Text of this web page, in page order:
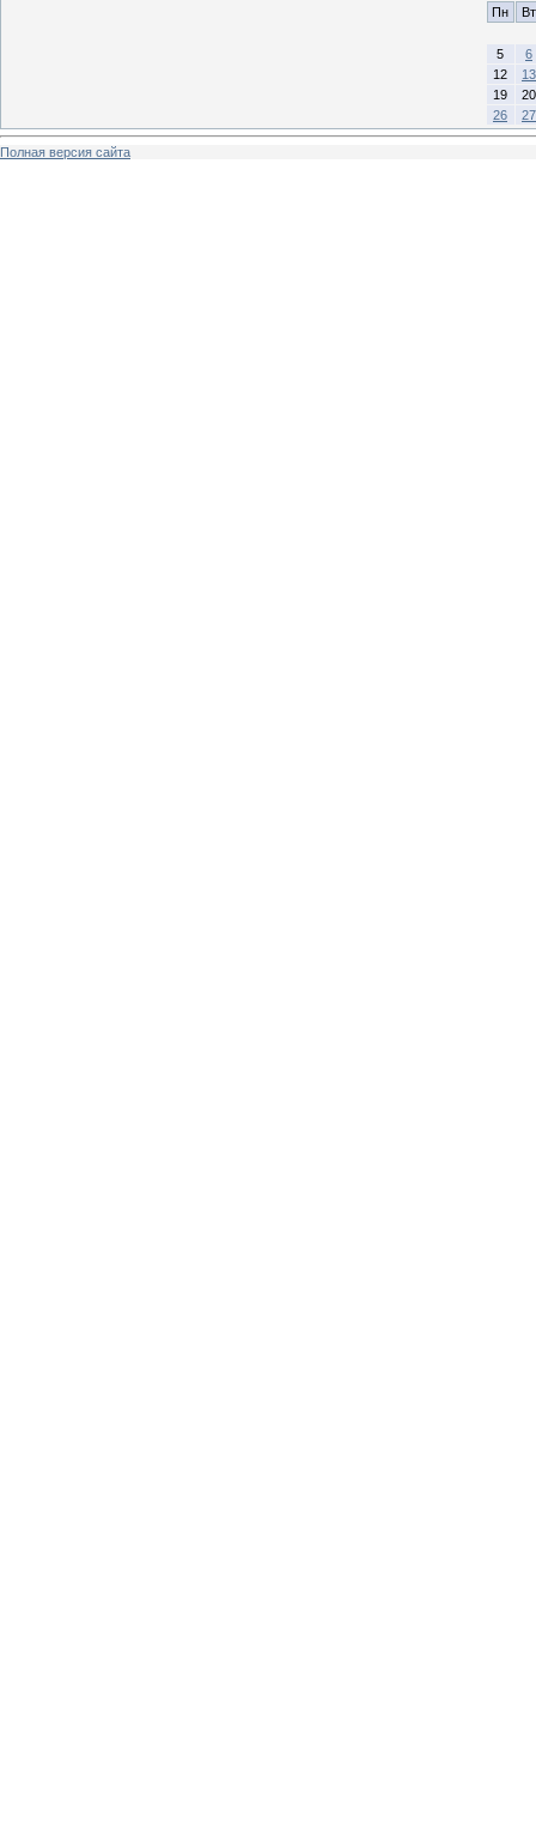
Пн Вт
5
6
12
13
19
20
26
27
Полная версия сайта